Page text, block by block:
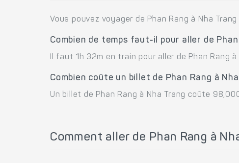
Vous pouvez voyager de Phan Rang à Nha
Combien de temps faut-il pour aller de
Il faut 1h 32m en train pour aller de Phan Rang à
Combien coûte un billet de Phan Rang à
Un billet de Phan Rang à Nha Trang coûte
Comment aller de Phan Rang à